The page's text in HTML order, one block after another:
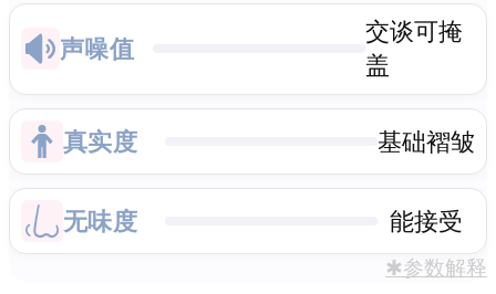
声噪值
交谈可掩
盖
真实度 基础褶皱
无味度 能接受
✱参数解释